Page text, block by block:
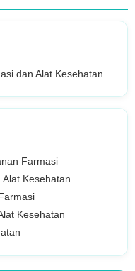
dan Alat Kesehatan
Farmasi
Kesehatan
Kesehatan